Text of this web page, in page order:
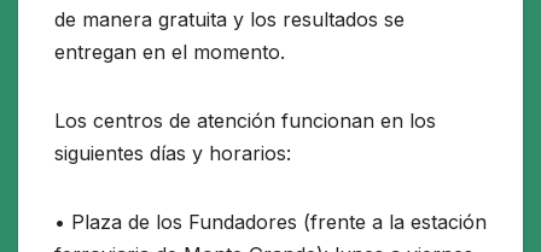
de manera gratuita y los resultados se
entregan en el momento.
Los centros de atención funcionan en los
siguientes días y horarios:
• Plaza de los Fundadores (frente a la estación